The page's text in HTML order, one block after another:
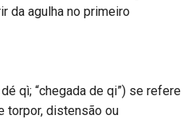
da agulha no primeiro
qì; “chegada de qi”) se refere
torpor, distensão ou